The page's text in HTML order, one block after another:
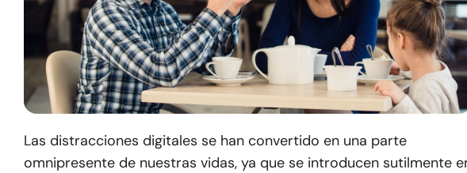
Las distracciones digitales se han convertido en una parte
omnipresente de nuestras vidas, ya que se introducen sutilmente